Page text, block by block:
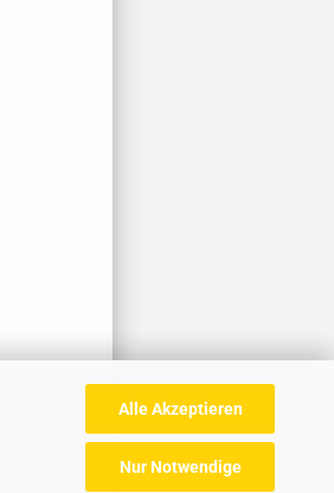
Alle Akzeptieren
Nur Notwendige